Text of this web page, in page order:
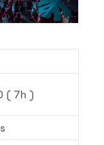
( 7h )